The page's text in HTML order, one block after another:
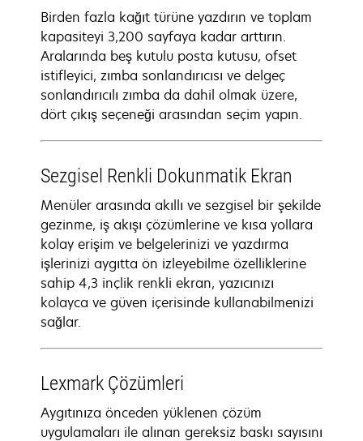
Birden fazla kağıt türüne yazdırın ve toplam
kapasiteyi 3,200 sayfaya kadar arttırın.
Aralarında beş kutulu posta kutusu, ofset
istifleyici, zımba sonlandırıcısı ve delgeç
sonlandırıcılı zımba da dahil olmak üzere,
dört çıkış seçeneği arasından seçim yapın.
Sezgisel Renkli Dokunmatik Ekran
Menüler arasında akıllı ve sezgisel bir şekilde
gezinme, iş akışı çözümlerine ve kısa yollara
kolay erişim ve belgelerinizi ve yazdırma
işlerinizi aygıtta ön izleyebilme özelliklerine
sahip 4,3 inçlik renkli ekran, yazıcınızı
kolayca ve güven içerisinde kullanabilmenizi
sağlar.
Lexmark Çözümleri
Aygıtınıza önceden yüklenen çözüm
uygulamaları ile alınan gereksiz baskı sayısını